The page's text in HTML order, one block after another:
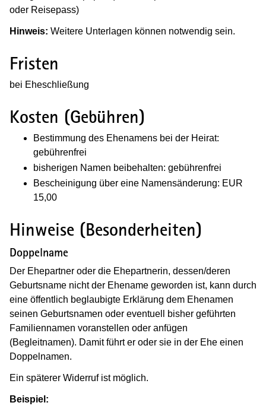
oder Reisepass)
Hinweis: Weitere Unterlagen können notwendig sein.
Fristen
bei Eheschließung
Kosten (Gebühren)
Bestimmung des Ehenamens bei der Heirat:
gebührenfrei
bisherigen Namen beibehalten: gebührenfrei
Bescheinigung über eine Namensänderung: EUR
15,00
Hinweise (Besonderheiten)
Doppelname
Der Ehepartner oder die Ehepartnerin, dessen/deren
Geburtsname nicht der Ehename geworden ist, kann durch
eine öffentlich beglaubigte Erklärung dem Ehenamen
seinen Geburtsnamen oder eventuell bisher geführten
Familiennamen voranstellen oder anfügen
(Begleitnamen). Damit führt er oder sie in der Ehe einen
Doppelnamen.
Ein späterer Widerruf ist möglich.
Beispiel: